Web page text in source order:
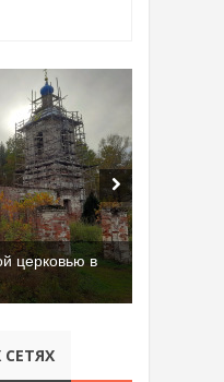
церковью в
имени Сухэ-